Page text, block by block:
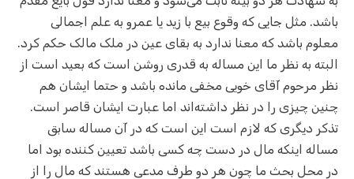
باشد. مثل جایی که وقوع بیع با زید یا عمرو به علم اجمالی
معلوم باشد که معنا ندارد به بقای عین در ملک مالک حکم کرد.
البته به نظر ما این مساله به قدری روشن است که بعید است از
نظر مرحوم آقای خویی مخفی مانده باشد و حتما ایشان هم
چنین چیزی را در نظر داشته‌اند اما عبارت ایشان قاصر است.
تذکر دیگری که لازم است این است که در آن مساله سابق
مساله اینکه مال در دست چه کسی باشد تعیین کننده بود اما
در محل بحث ما چون هر دو طرف مدعی هستند که مال را از